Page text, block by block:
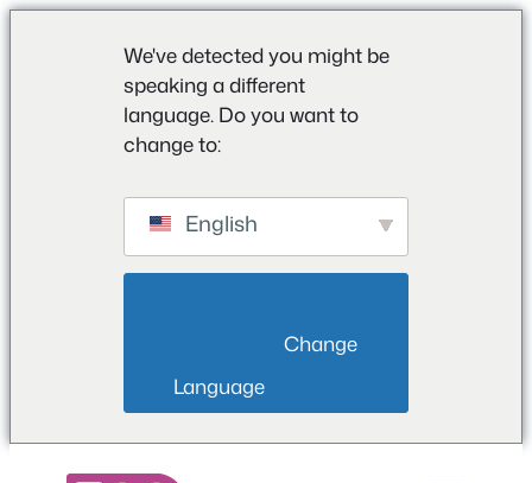
We've detected you might be
speaking a different
language. Do you want to
change to:
English
Language